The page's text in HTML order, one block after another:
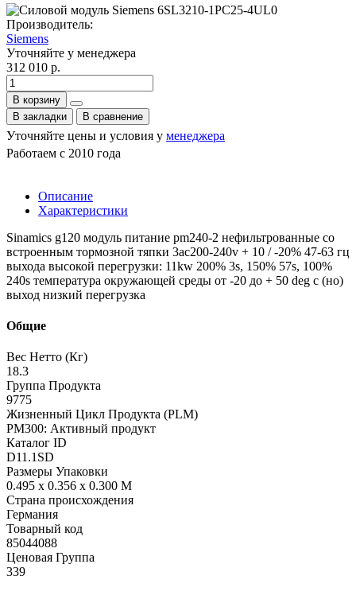
Производитель:
Siemens
Уточняйте у менеджера
312 010 р.
В корзину
В закладки
В сравнение
Уточняйте цены и условия у менеджера
Работаем с 2010 года
Описание
Характеристики
Sinamics g120 модуль питание pm240-2 нефильтрованные со
встроенным тормозной тяпки 3ac200-240v + 10 / -20% 47-63 гц
выхода высокой перегрузки: 11kw 200% 3s, 150% 57s, 100%
240s температура окружающей среды от -20 до + 50 deg с (но)
выход низкий перегрузка
Общие
Вес Нетто (Кг)
18.3
Группа Продукта
9775
Жизненный Цикл Продукта (PLM)
PM300: Активный продукт
Каталог ID
D11.1SD
Размеры Упаковки
0.495 x 0.356 x 0.300 M
Страна происхождения
Германия
Товарный код
85044088
Ценовая Группа
339